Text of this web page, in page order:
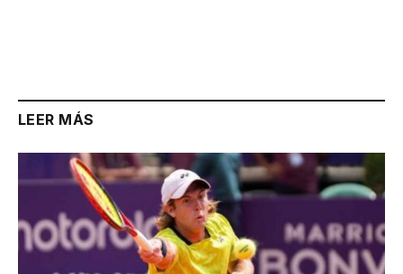
LEER MÁS